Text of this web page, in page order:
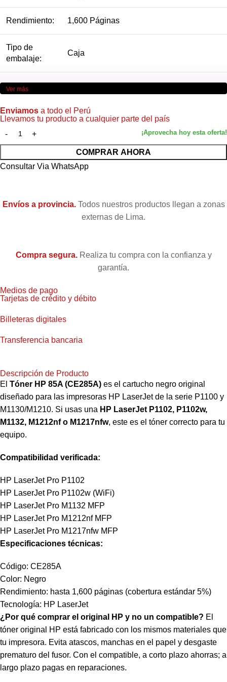
Rendimiento: 1,600 Páginas
Tipo de
embalaje:
Caja
Ver más
Enviamos a todo el Perú
Llevamos tu producto a cualquier parte del país
COMPRAR AHORA
Consultar Via WhatsApp
Envíos a provincia.Todos nuestros productos llegan a zonas
externas de Lima.
Compra segura.Realiza tu compra con la confianza y
garantía.
Medios de pago
Tarjetas de crédito y débito
Billeteras digitales
Transferencia bancaria
Descripción de Producto
El Tóner HP 85A (CE285A) es el cartucho negro original
diseñado para las impresoras HP LaserJet de la serie P1100 y
M1130/M1210. Si usas una HP LaserJet P1102, P1102w,
M1132, M1212nf o M1217nfw, este es el tóner correcto para tu
equipo.
Compatibilidad verificada:
HP LaserJet Pro P1102
HP LaserJet Pro P1102w (WiFi)
HP LaserJet Pro M1132 MFP
HP LaserJet Pro M1212nf MFP
HP LaserJet Pro M1217nfw MFP
Especificaciones técnicas:
Código: CE285A
Color: Negro
Rendimiento: hasta 1,600 páginas (cobertura estándar 5%)
Tecnología: HP LaserJet
¿Por qué comprar el original HP y no un compatible? El
tóner original HP está fabricado con los mismos materiales que
tu impresora. Evita atascos, manchas en el papel y desgaste
prematuro del fusor. Con el compatible, a corto plazo ahorras; a
largo plazo pagas en reparaciones.